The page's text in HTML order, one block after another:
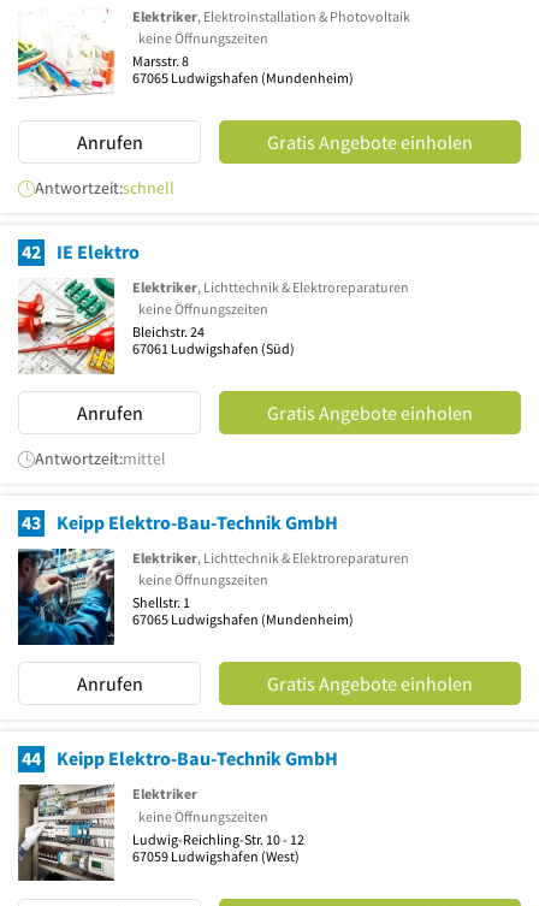
Elektriker, Elektroinstallation & Photovoltaik
keine Öffnungszeiten
Marsstr. 8
67065 Ludwigshafen (Mundenheim)
Anrufen Gratis Angebote einholen
Antwortzeit:schnell
42 IE Elektro
Elektriker, Lichttechnik & Elektroreparaturen
keine Öffnungszeiten
Bleichstr. 24
67061 Ludwigshafen (Süd)
Anrufen Gratis Angebote einholen
Antwortzeit:mittel
43 Keipp Elektro-Bau-Technik GmbH
Elektriker, Lichttechnik & Elektroreparaturen
keine Öffnungszeiten
Shellstr. 1
67065 Ludwigshafen (Mundenheim)
Anrufen Gratis Angebote einholen
44 Keipp Elektro-Bau-Technik GmbH
Elektriker
keine Öffnungszeiten
Ludwig-Reichling-Str. 10 - 12
67059 Ludwigshafen (West)